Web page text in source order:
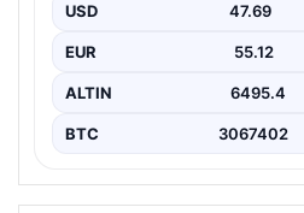
USD 47.69
EUR 55.12
ALTIN 6495.4
BTC 3067402